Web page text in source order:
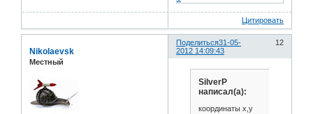
Цитировать
Поделиться 12
31-05-
2012 14:09:43
Nikolaevsk
Местный
SilverP
написал(а):
координаты x,y